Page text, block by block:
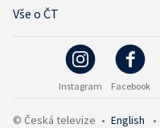
Vše o ČT
Instagram Facebook
© Česká televize • English •